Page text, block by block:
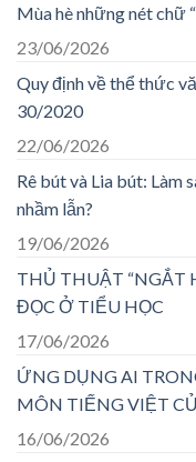
Mùa hè những nét chữ
23/06/2026
Quy định về thể thức
30/2020
22/06/2026
Rê bút và Lia bút: Làm
nhầm lẫn?
19/06/2026
THỦ THUẬT “NGẮT
ĐỌC Ở TIỂU HỌC
17/06/2026
ỨNG DỤNG AI
MÔN TIẾNG VIỆT
16/06/2026